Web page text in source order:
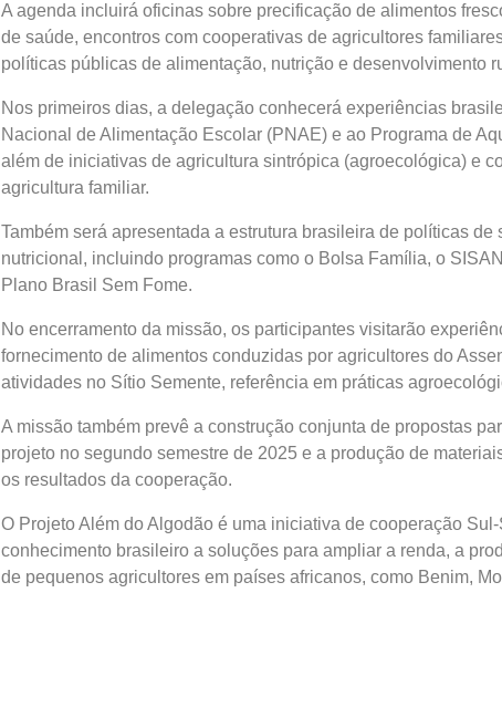
A agenda incluirá oficinas sobre precificação de alimentos
de saúde, encontros com cooperativas de agricultores
políticas públicas de alimentação, nutrição e desenvolvimento
Nos primeiros dias, a delegação conhecerá experiências
Nacional de Alimentação Escolar (PNAE) e ao Programa de
além de iniciativas de agricultura sintrópica (agroecológica) e
agricultura familiar.
Também será apresentada a estrutura brasileira de políticas de
nutricional, incluindo programas como o Bolsa Família, o
Plano Brasil Sem Fome.
No encerramento da missão, os participantes visitarão
fornecimento de alimentos conduzidas por agricultores do
atividades no Sítio Semente, referência em práticas
A missão também prevê a construção conjunta de propostas
projeto no segundo semestre de 2025 e a produção de
os resultados da cooperação.
O Projeto Além do Algodão é uma iniciativa de cooperação
conhecimento brasileiro a soluções para ampliar a renda, a
de pequenos agricultores em países africanos, como Benim,